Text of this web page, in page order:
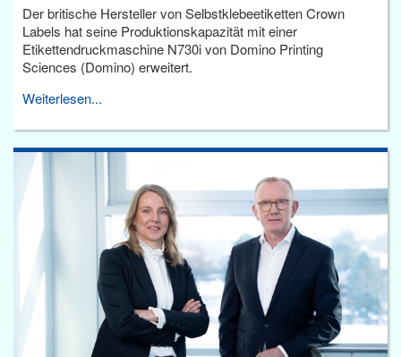
Der britische Hersteller von Selbstklebeetiketten Crown
Labels hat seine Produktionskapazität mit einer
Etikettendruckmaschine N730i von Domino Printing
Sciences (Domino) erweitert.
Weiterlesen...